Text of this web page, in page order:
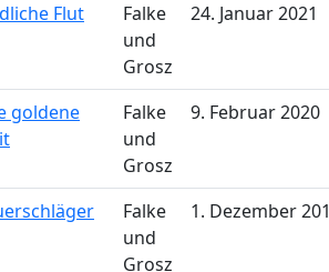
Flut
Falke
und
Grosz
24. Januar 2021
goldene
Falke
und
Grosz
9. Februar 2020
Falke
und
Grosz
1. Dezember